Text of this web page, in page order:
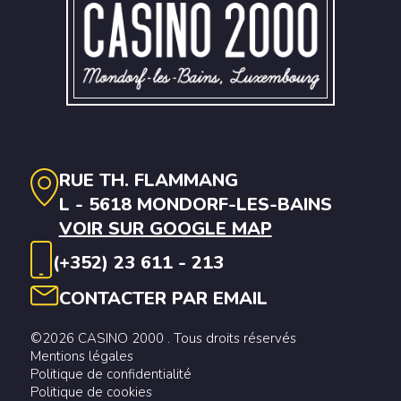
RUE TH. FLAMMANG
L - 5618 MONDORF-LES-BAINS
VOIR SUR GOOGLE MAP
(+352) 23 611 - 213
CONTACTER PAR EMAIL
©2026 CASINO 2000 . Tous droits réservés
Mentions légales
Politique de confidentialité
Politique de cookies